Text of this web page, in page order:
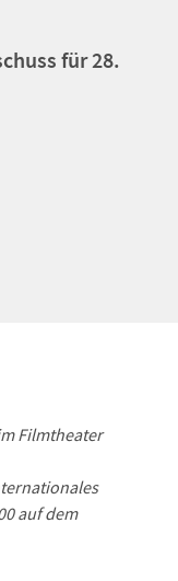
für 28.
Filmtheater
auf dem